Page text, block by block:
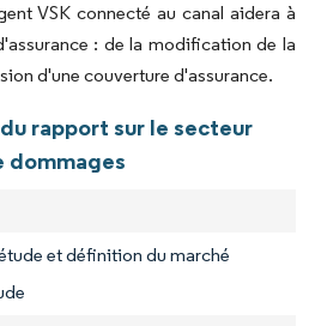
VSK connecté au canal aidera à
: de la modification de la
d'une couverture d'assurance.
rapport sur le secteur
dommages
et définition du marché